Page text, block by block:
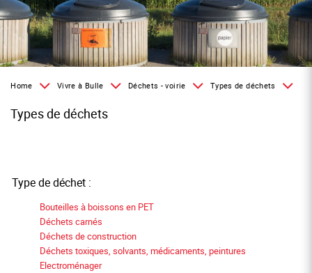
Home Vivre à Bulle Déchets - voirie Types de déchets
Types de déchets
Type de déchet :
Bouteilles à boissons en PET
Déchets carnés
Déchets de construction
Déchets toxiques, solvants, médicaments, peintures
Electroménager